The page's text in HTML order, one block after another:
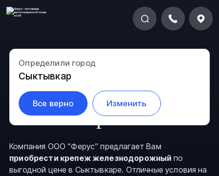
Определили город
Сыктывкар
Все верно Изменить
Крепеж
железнодорожный в
Сыктывкаре
Компания ООО “Ферус” предлагает Вам
приобрести крепеж железнодорожный по
выгодной цене в Сыктывкаре. Отличные условия на